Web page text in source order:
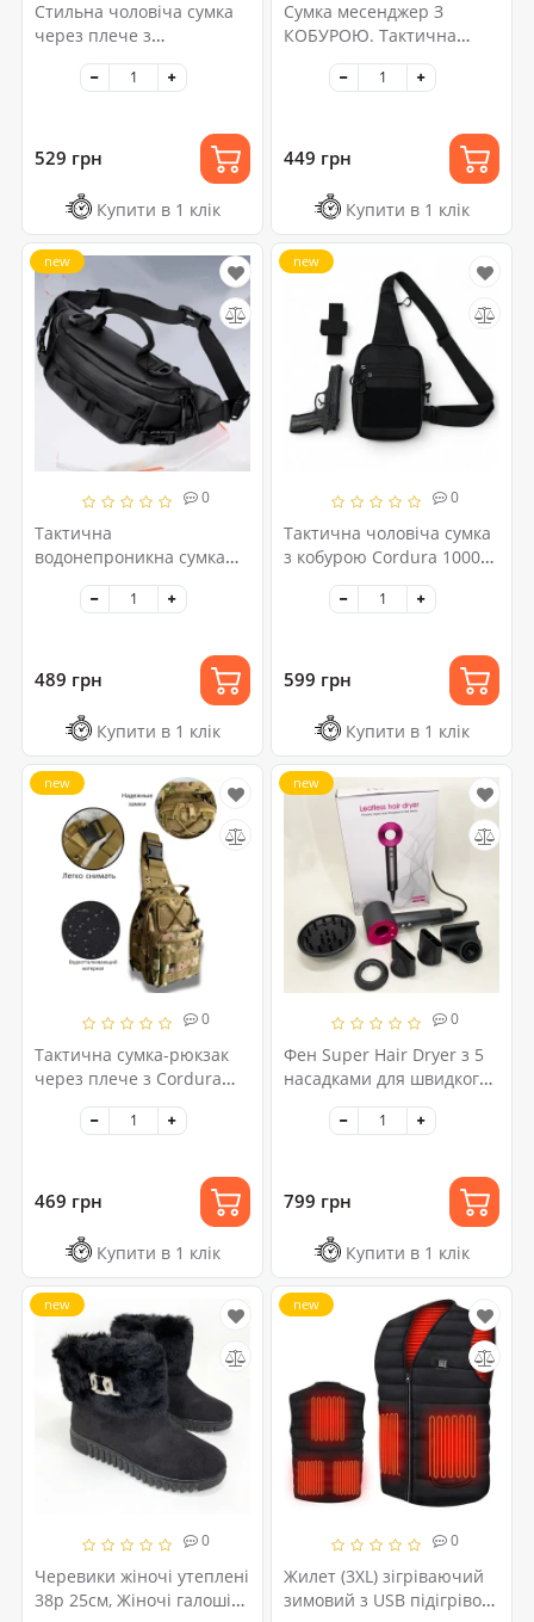
Стильна чоловіча сумка
через плече з
натуральної шкіри,
компактний розмір,
529 грн
Купити в 1 клік
Сумка месенджер З
КОБУРОЮ. Тактична
сумка з тканини, 3
кишені, патч-панель,
449 грн
Купити в 1 клік
0
Тактична
водонепроникна сумка
через плече, чоловіча
сумка для риболовлі та
new
489 грн
Купити в 1 клік
0
Тактична чоловіча сумка
з кобурою Cordura 1000D
– 6 кишень, чорна
new
599 грн
Купити в 1 клік
0
Тактична сумка-рюкзак
через плече з Cordura
900D, камуфляж,
трансформер, MOLLE
new
469 грн
Купити в 1 клік
0
Фен Super Hair Dryer з 5
насадками для швидкого
сушіння та укладання
волосся
new
799 грн
Купити в 1 клік
0
Черевики жіночі утеплені
38р 25см, Жіночі галоші
new
0
Жилет (3XL) зігріваючий
зимовий з USB підігрівом
new